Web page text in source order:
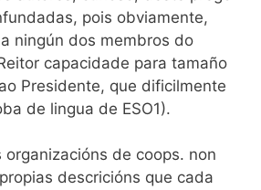
pois obviamente,
ningún dos membros do
capacidade para tamaño
Presidente, que dificilmente
de lingua de ESO1).
de coops. non
descricións que cada